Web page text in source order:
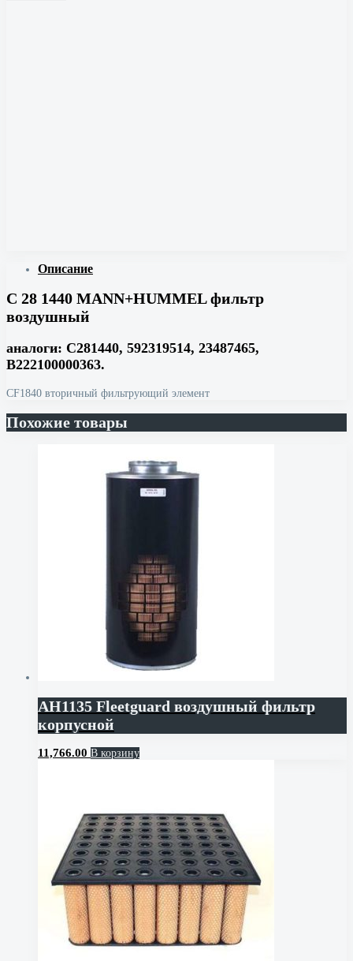
Описание
C 28 1440 MANN+HUMMEL фильтр
воздушный
аналоги: C281440, 592319514, 23487465,
B222100000363.
CF1840 вторичный фильтрующий элемент
Похожие товары
AH1135 Fleetguard воздушный фильтр
корпусной
11,766.00 В корзину